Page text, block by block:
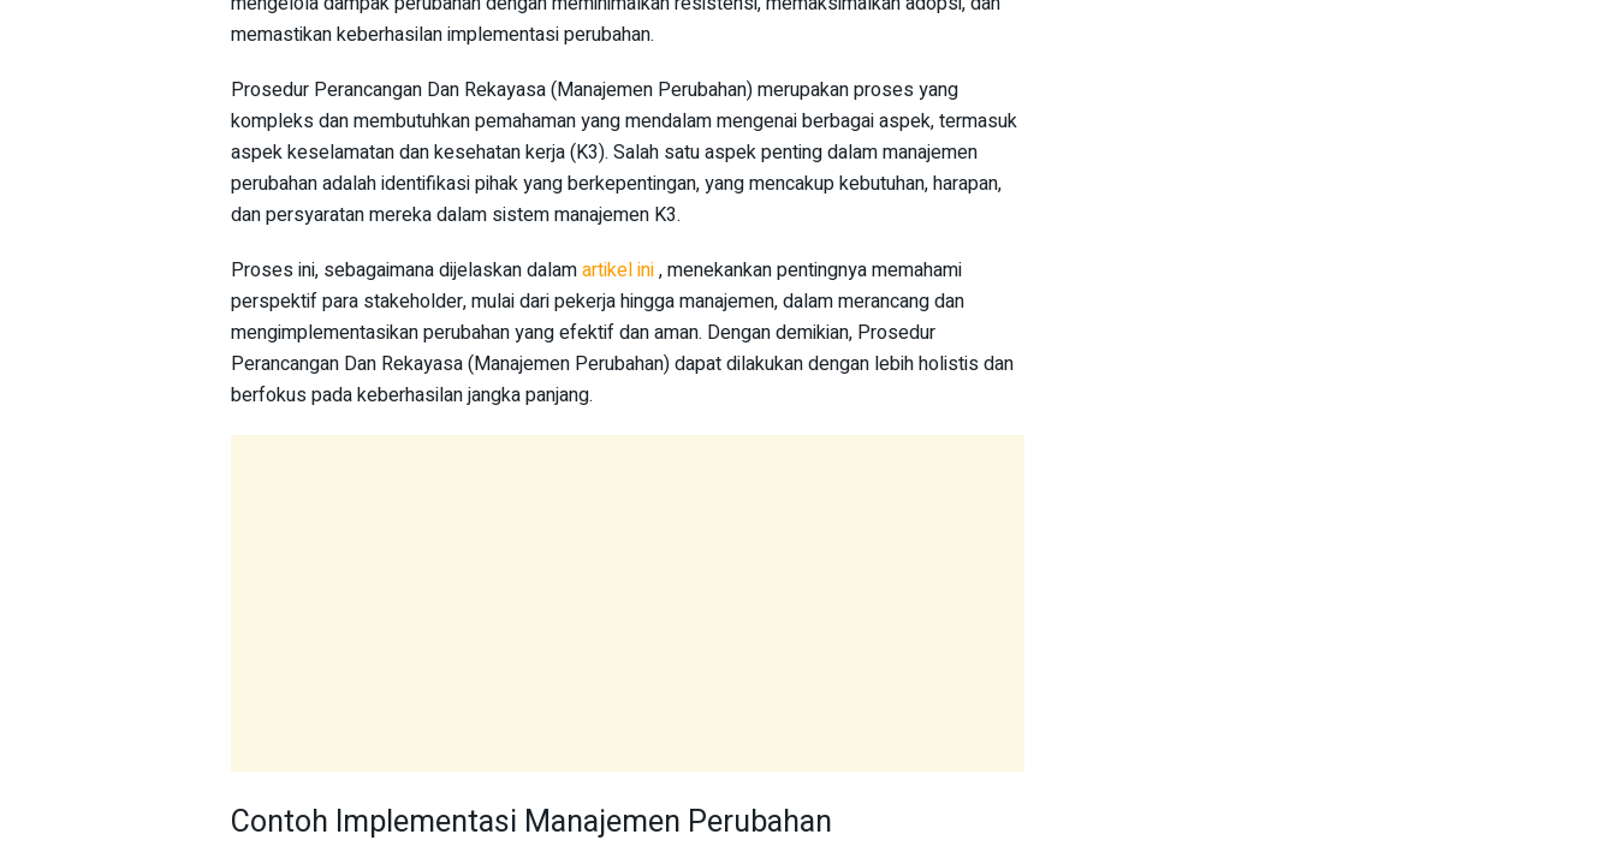
memastikan keberhasilan implementasi perubahan.
Prosedur Perancangan Dan Rekayasa (Manajemen Perubahan) merupakan proses yang
kompleks dan membutuhkan pemahaman yang mendalam mengenai berbagai aspek, termasuk
aspek keselamatan dan kesehatan kerja (K3). Salah satu aspek penting dalam manajemen
perubahan adalah identifikasi pihak yang berkepentingan, yang mencakup kebutuhan, harapan,
dan persyaratan mereka dalam sistem manajemen K3.
Proses ini, sebagaimana dijelaskan dalamartikel ini, menekankan pentingnya memahami
perspektif para stakeholder, mulai dari pekerja hingga manajemen, dalam merancang dan
mengimplementasikan perubahan yang efektif dan aman. Dengan demikian, Prosedur
Perancangan Dan Rekayasa (Manajemen Perubahan) dapat dilakukan dengan lebih holistis dan
berfokus pada keberhasilan jangka panjang.
Contoh Implementasi Manajemen Perubahan